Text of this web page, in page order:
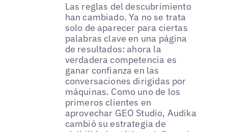
Las reglas del descubrimiento
han cambiado. Ya no se trata
solo de aparecer para ciertas
palabras clave en una página
de resultados: ahora la
verdadera competencia es
ganar confianza en las
conversaciones dirigidas por
máquinas. Como uno de los
primeros clientes en
aprovechar GEO Studio, Audika
cambió su estrategia de